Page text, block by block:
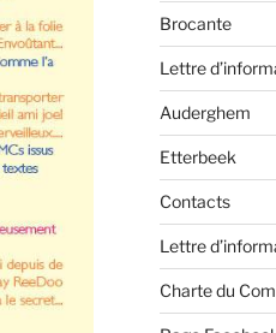
Brocante
Lettre
Auderghem
Etterbeek
Contacts
Lettre
Charte du